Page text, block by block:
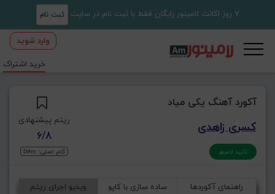
7 روز اکانت لامینور رایگان فقط با ثبت نام در سایت ثبت نام
وارد شوید
خرید اشتراک
آکورد آهنگ یکی میاد
کسری زاهدی
تأیید لامینور
ریتم پیشنهادی
6/8
گام اصلی: D#m
راهنمای آکوردها ساده سازی با کاپو ویدیو اجرای ریتم